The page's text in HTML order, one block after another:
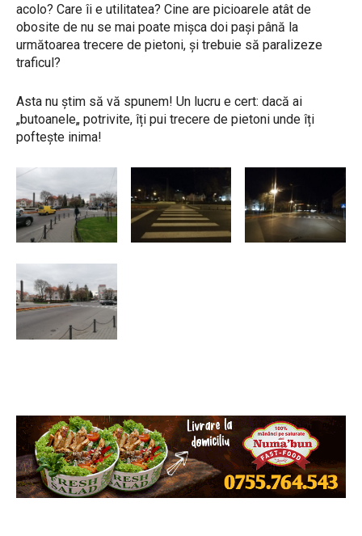
acolo? Care îi e utilitatea? Cine are picioarele atât de
obosite de nu se mai poate mișca doi pași până la
următoarea trecere de pietoni, și trebuie să paralizeze
traficul?
Asta nu știm să vă spunem! Un lucru e cert: dacă ai
„butoanele„ potrivite, îți pui trecere de pietoni unde îți
poftește inima!